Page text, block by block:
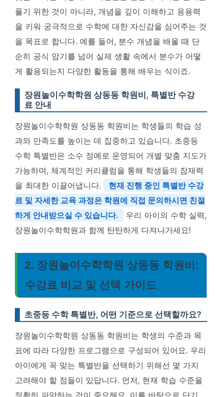
풀기 위한 것이 아니라, 개념을 깊이 이해하고 응용력
을 키워 궁극적으로 수학에 대한 자신감을 심어주는 것
을 목표로 합니다. 예를 들어, 분수 개념을 배울 때 단
순히 공식 암기를 넘어 실제 생활 속에서 분수가 어떻
게 활용되는지 다양한 활동을 통해 배우는 식이죠.
장원놀이수학학원 상동동 학원비, 특별반 수강
료 안내
장원놀이수학학원 상동동 학원비는 학생들의 학습 성
과와 만족도를 높이는 데 집중하고 있습니다. 초중등
수학 특별반은 소수 정예로 운영되어 개별 맞춤 지도가
가능하며, 체계적인 커리큘럼을 통해 학생들의 잠재력
을 최대한 이끌어냅니다.
현재 진행 중인 특별반 수강
료 및 자세한 교육 과정은 학원에 직접 문의하시면 친절
하게 안내받으실 수 있습니다.
우리 아이의 수학 실력,
장원놀이수학학원과 함께 탄탄하게 다져나가세요!
2. 장원놀이수학학원 상동동 학원비:
수강료 비교 및 선택 가이드
초중등 수학 특별반, 어떤 기준으로 선택할까요?
장원놀이수학학원 상동동 학원비는 학생의 수준과 목
표에 따라 다양한 프로그램으로 구성되어 있어요. 우리
아이에게 꼭 맞는 특별반을 선택하기 위해선 몇 가지
고려해야 할 점들이 있답니다. 먼저, 현재 학습 수준을
정확히 파악하는 것이 중요해요. 이를 바탕으로 단기